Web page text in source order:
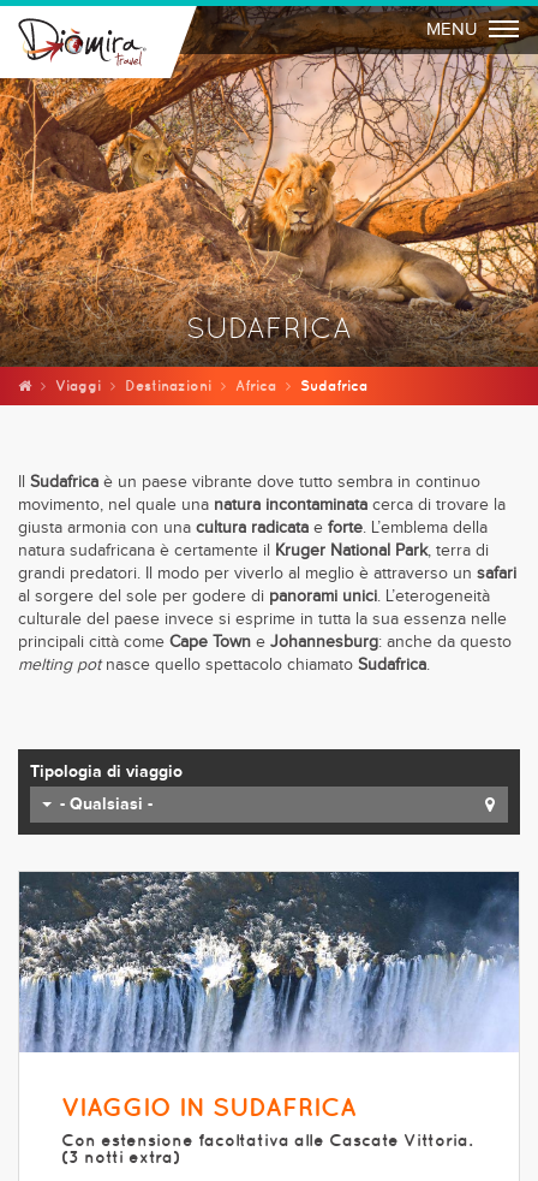
MENU
SUDAFRICA
Viaggi Destinazioni Africa Sudafrica
Sudafrica è un paese vibrante dove tutto sembra in continuo
movimento, nel quale una natura incontaminata cerca di trovare la
giusta armonia con una cultura radicata e forte. L’emblema della
natura sudafricana è certamente il
Kruger National Park, terra di
grandi predatori. Il modo per viverlo al meglio è attraverso un safari
al sorgere del sole per godere di panorami unici. L’eterogeneità
culturale del paese invece si esprime in tutta la sua essenza nelle
principali città come Cape Town e Johannesburg: anche da questo
melting pot nasce quello spettacolo chiamato Sudafrica.
Tipologia di viaggio
- Qualsiasi -
VIAGGIO IN SUDAFRICA
Con estensione facoltativa alle Cascate Vittoria.
(3 notti extra)